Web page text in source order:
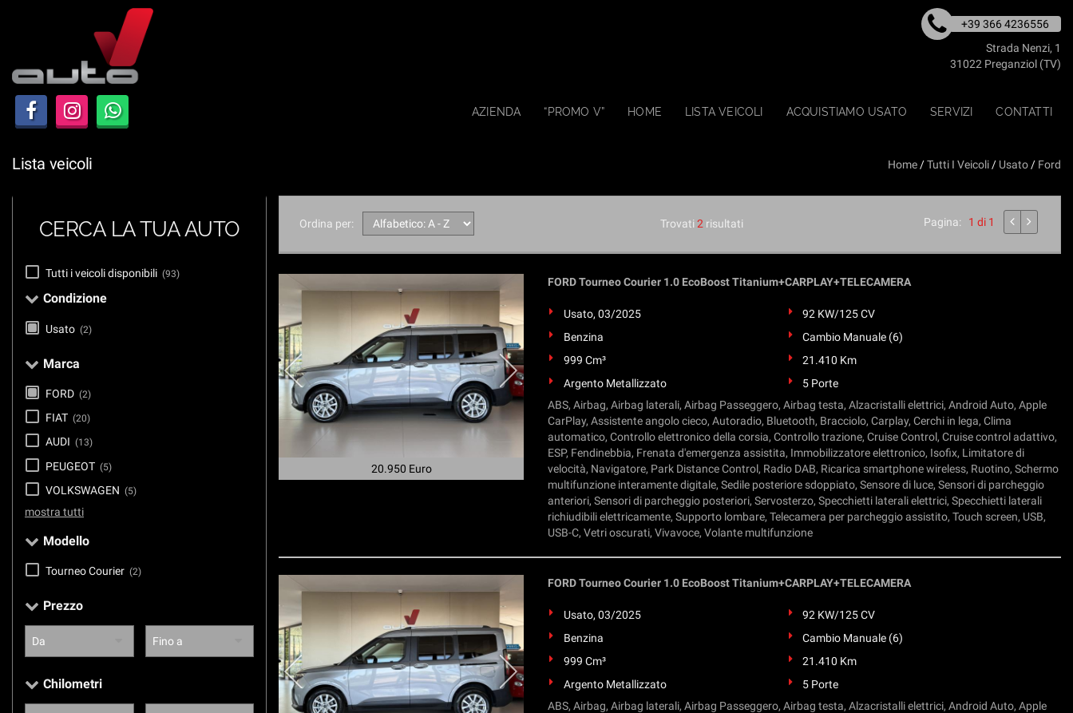
+39 366 4236556
Strada Nenzi, 1
31022 Preganziol (TV)
AZIENDA “PROMO V” HOME LISTA VEICOLI ACQUISTIAMO USATO SERVIZI CONTATTI
Lista veicoli Home /Tutti I Veicoli / Usato / Ford
CERCA LA TUA AUTO
Tutti i veicoli disponibili (93)
Condizione
Usato (2)
Marca
FORD (2)
FIAT (20)
AUDI (13)
PEUGEOT (5)
VOLKSWAGEN (5)
mostra tutti
Modello
Tourneo Courier (2)
Prezzo
Chilometri
Ordina per: Trovati2 risultati Pagina: 1 di 1
20.950 Euro
FORD Tourneo Courier 1.0 EcoBoost Titanium+CARPLAY+TELECAMERA
Usato, 03/2025
92 KW/125 CV
Benzina
Cambio Manuale (6)
999 Cm³
21.410 Km
Argento Metallizzato
5 Porte
ABS, Airbag, Airbag laterali, Airbag Passeggero, Airbag testa, Alzacristalli elettrici, Android Auto, Apple
CarPlay, Assistente angolo cieco, Autoradio, Bluetooth, Bracciolo, Carplay, Cerchi in lega, Clima
automatico, Controllo elettronico della corsia, Controllo trazione, Cruise Control, Cruise control adattivo,
ESP, Fendinebbia, Frenata d'emergenza assistita, Immobilizzatore elettronico, Isofix, Limitatore di
velocità, Navigatore, Park Distance Control, Radio DAB, Ricarica smartphone wireless, Ruotino, Schermo
multifunzione interamente digitale, Sedile posteriore sdoppiato, Sensore di luce, Sensori di parcheggio
anteriori, Sensori di parcheggio posteriori, Servosterzo, Specchietti laterali elettrici, Specchietti laterali
richiudibili elettricamente, Supporto lombare, Telecamera per parcheggio assistito, Touch screen, USB,
USB-C, Vetri oscurati, Vivavoce, Volante multifunzione
FORD Tourneo Courier 1.0 EcoBoost Titanium+CARPLAY+TELECAMERA
Usato, 03/2025
92 KW/125 CV
Benzina
Cambio Manuale (6)
999 Cm³
21.410 Km
Argento Metallizzato
5 Porte
ABS, Airbag, Airbag laterali, Airbag Passeggero, Airbag testa, Alzacristalli elettrici, Android Auto, Apple
di
Il
pannello
ti
esprimere
preferenze
consenso
tecnologie
tracciamento
adottiamo
per
offrire
le
funzionalità
svolgere
le
di
descritte.
ottenere
informazioni
sul